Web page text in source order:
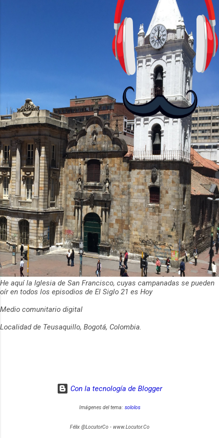
con personajes simpáticos y ayudas
visuales. ¿Será posible que una app que
antes nos enseñó francés, ahora nos
convierta en jugadores de ajedrez? Aún
no podrás jugar contra otros humanos
La aplicación Duolingo fue lanzada en
2012 y cuenta con más de 37 millones
de usuarios activos diarios. Desde 2022,
ha empeza...
He aquí la Iglesia de San Francisco, cuyas campanadas se pueden
oír en todos los episodios de El Siglo 21 es Hoy
Medio comunitario digital
Localidad de Teusaquillo, Bogotá, Colombia.
Con la tecnología de Blogger
Imágenes del tema: sololos
Félix @LocutorCo - www.Locutor.Co